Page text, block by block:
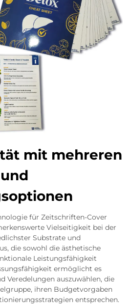
mit mehreren
für Zeitschriften-Cover
Vielseitigkeit bei der
Substrate und
die sowohl die ästhetische
Leistungsfähigkeit
ermöglicht es
Veredelungen auszuwählen, die
ihren Budgetvorgaben
entsprechen.